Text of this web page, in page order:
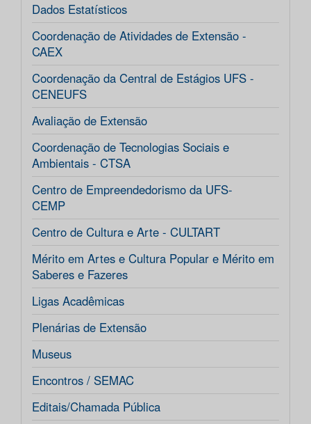
Dados Estatísticos
Coordenação de Atividades de Extensão -
CAEX
Coordenação da Central de Estágios UFS -
CENEUFS
Avaliação de Extensão
Coordenação de Tecnologias Sociais e
Ambientais - CTSA
Centro de Empreendedorismo da UFS-
CEMP
Centro de Cultura e Arte - CULTART
Mérito em Artes e Cultura Popular e Mérito em
Saberes e Fazeres
Ligas Acadêmicas
Plenárias de Extensão
Museus
Encontros / SEMAC
Editais/Chamada Pública